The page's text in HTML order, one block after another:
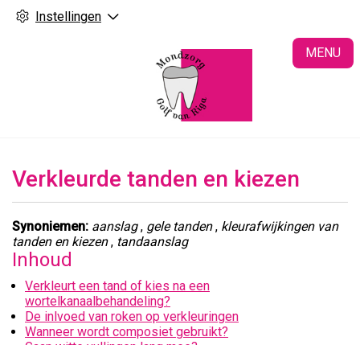
Instellingen
MENU
Verkleurde tanden en kiezen
Synoniemen: aanslag, gele tanden, kleurafwijkingen van
tanden en kiezen, tandaanslag
Inhoud
Verkleurt een tand of kies na een
wortelkanaalbehandeling?
De inlvoed van roken op verkleuringen
Wanneer wordt composiet gebruikt?